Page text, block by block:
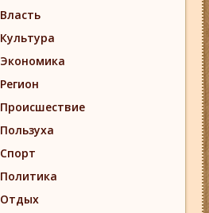
Власть
Культура
Экономика
Регион
Происшествие
Пользуха
Спорт
Политика
Отдых